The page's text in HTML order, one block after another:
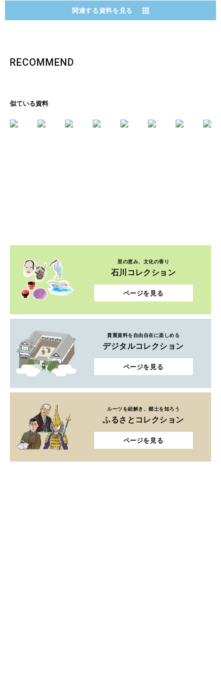
関連する資料を見る
RECOMMEND
似ている資料
里の恵み、文化の香り
石川コレクション
ページを見る
貴重資料を自由自在に楽しめる
デジタルコレクション
ページを見る
ルーツを紐解き、郷土を知ろう
ふるさとコレクション
ページを見る